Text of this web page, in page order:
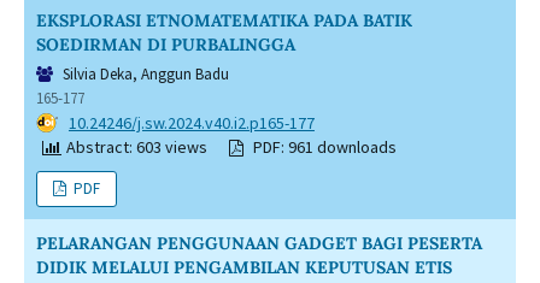
EKSPLORASI ETNOMATEMATIKA PADA BATIK
SOEDIRMAN DI PURBALINGGA
Silvia Deka, Anggun Badu
165-177
DOI: 10.24246/j.sw.2024.v40.i2.p165-177
Abstract: 603 views
PDF: 961 downloads
PDF
PELARANGAN PENGGUNAAN GADGET BAGI PESERTA
DIDIK MELALUI PENGAMBILAN KEPUTUSAN ETIS